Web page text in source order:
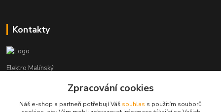
Kontakty
Elektro Malínský
+420 608 255 160
Zpracování cookies
Náš e-shop a partneři potřebují Váš souhlas s použitím souborů